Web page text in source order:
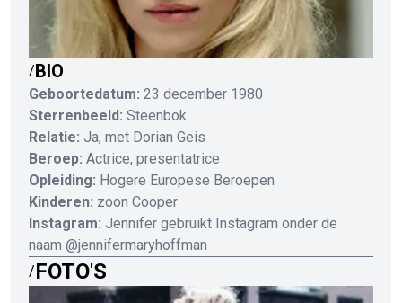
/BIO
Geboortedatum: 23 december 1980
Sterrenbeeld: Steenbok
Relatie: Ja, met Dorian Geis
Beroep: Actrice, presentatrice
Opleiding: Hogere Europese Beroepen
Kinderen: zoon Cooper
Instagram: Jennifer gebruikt Instagram onder de
naam @jennifermaryhoffman
/FOTO'S